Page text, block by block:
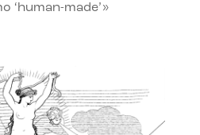
‘human-made’»